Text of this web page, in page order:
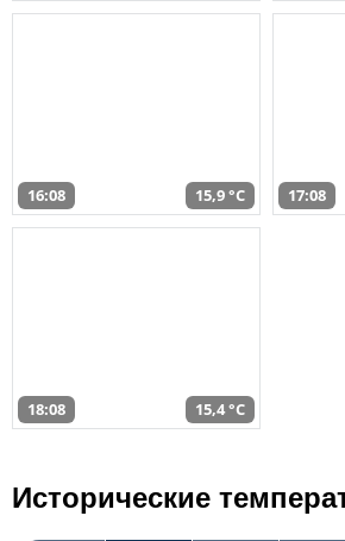
16:08 15,9 °C 17:08
18:08 15,4 °C
Исторические